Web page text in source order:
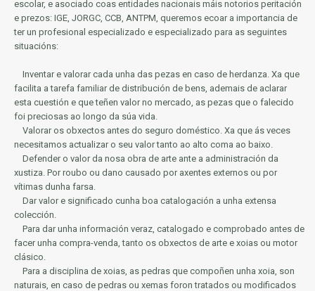
escolar, e asociado coas entidades nacionais máis notorios peritación
e prezos: IGE, JORGC, CCB, ANTPM, queremos ecoar a importancia de
ter un profesional especializado e especializado para as seguintes
situacións:
Inventar e valorar cada unha das pezas en caso de herdanza. Xa que
facilita a tarefa familiar de distribución de bens, ademais de aclarar
esta cuestión e que teñen valor no mercado, as pezas que o falecido
foi preciosas ao longo da súa vida.
Valorar os obxectos antes do seguro doméstico. Xa que ás veces
necesitamos actualizar o seu valor tanto ao alto coma ao baixo.
Defender o valor da nosa obra de arte ante a administración da
xustiza. Por roubo ou dano causado por axentes externos ou por
vítimas dunha farsa.
Dar valor e significado cunha boa catalogación a unha extensa
colección.
Para dar unha información veraz, catalogado e comprobado antes de
facer unha compra-venda, tanto os obxectos de arte e xoias ou motor
clásico.
Para a disciplina de xoias, as pedras que compoñen unha xoia, son
naturais, en caso de pedras ou xemas foron tratados ou modificados